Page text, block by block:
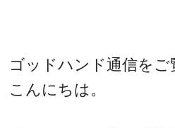
ゴッドハンド通信をご
こんにちは。